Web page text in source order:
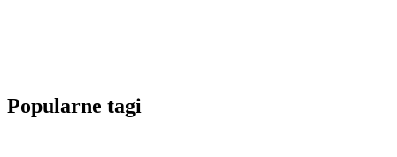
Popularne tagi